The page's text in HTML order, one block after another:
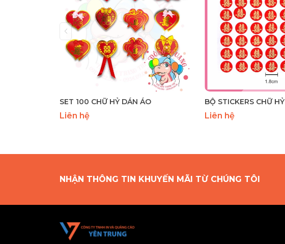
SET 100 CHỮ HỶ DÁN ÁO
Liên hệ
BỘ STICKERS CHỮ HỶ
Liên hệ
NHẬN THÔNG TIN KHUYẾN MÃI TỪ CHÚNG TÔI